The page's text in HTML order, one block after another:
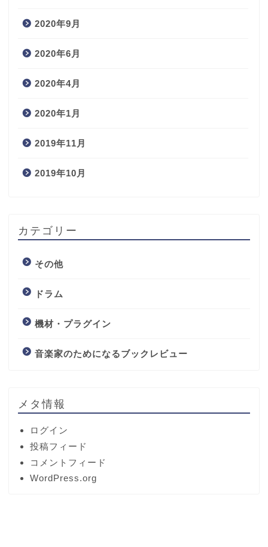
2020年9月
2020年6月
2020年4月
2020年1月
2019年11月
2019年10月
カテゴリー
その他
ドラム
機材・プラグイン
音楽家のためになるブックレビュー
メタ情報
ログイン
投稿フィード
コメントフィード
WordPress.org